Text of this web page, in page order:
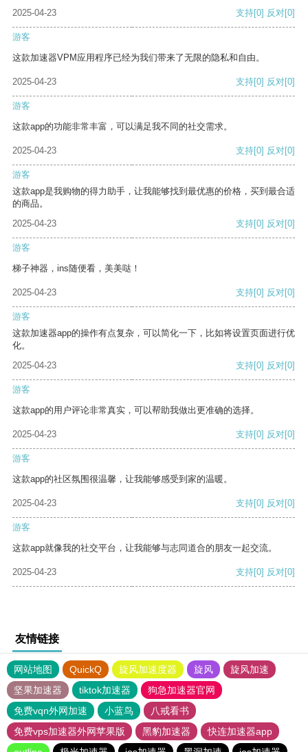
2025-04-23
支持[0] 反对[0]
游客
这款加速器VPM应用程序已经为我们带来了无限的隐私和自由。
2025-04-23 支持[0] 反对[0]
游客
这款app的功能非常丰富，可以满足我不同的社交需求。
2025-04-23 支持[0] 反对[0]
游客
这款app是我购物的得力助手，让我能够找到最优惠的价格，买到最合适
的商品。
2025-04-23
支持[0] 反对[0]
游客
梯子神器，ins随便看，美美哒！
2025-04-23 支持[0] 反对[0]
游客
这款加速器app的操作有点复杂，可以简化一下，比如将设置页面进行优
化。
2025-04-23
支持[0] 反对[0]
游客
这款app的用户评论非常真实，可以帮助我做出更准确的选择。
2025-04-23 支持[0] 反对[0]
游客
这款app的社区氛围很温馨，让我能够感受到家的温暖。
2025-04-23 支持[0] 反对[0]
游客
这款app就像我的社交平台，让我能够与志同道合的朋友一起交流。
2025-04-23 支持[0] 反对[0]
友情链接
网站地图 QuickQ 旋风加速度器 旋风
旋风加速
坚果加速器
tiktok加速器
狗急加速器官网
免费vqn外网加速
小蓝鸟
八戒看书
免费vps加速器外网苹果版
黑豹加速器
快连加速器app